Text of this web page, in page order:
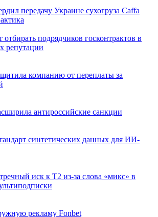
передачу Украине сухогруза Caffa
подрядчиков госконтрактов в
репутации
компанию от переплаты за
антироссийские санкции
синтетических данных для ИИ-
иск к Т2 из-за слова «микс» в
рекламу Fonbet